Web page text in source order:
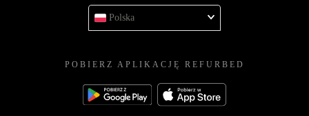
Polska
POBIERZ APLIKACJĘ REFURBED